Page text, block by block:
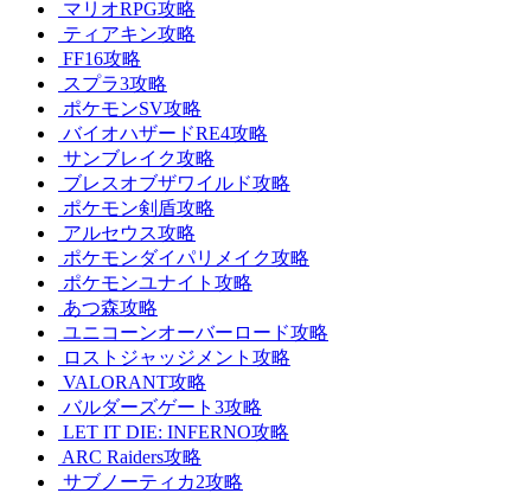
マリオRPG攻略
ティアキン攻略
FF16攻略
スプラ3攻略
ポケモンSV攻略
バイオハザードRE4攻略
サンブレイク攻略
ブレスオブザワイルド攻略
ポケモン剣盾攻略
アルセウス攻略
ポケモンダイパリメイク攻略
ポケモンユナイト攻略
あつ森攻略
ユニコーンオーバーロード攻略
ロストジャッジメント攻略
VALORANT攻略
バルダーズゲート3攻略
LET IT DIE: INFERNO攻略
ARC Raiders攻略
サブノーティカ2攻略